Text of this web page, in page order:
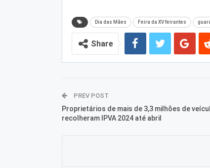
Dia das Mães Feira da XV feirantes
Share
PREV POST
Proprietários de mais de 3,3 milhões de
recolheram IPVA 2024 até abril